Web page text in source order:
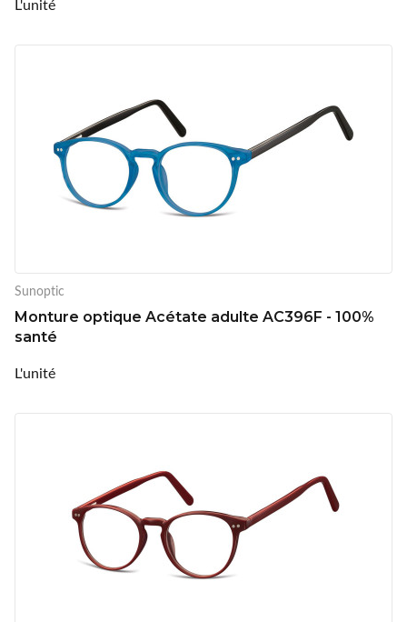
L'unité
Sunoptic
Monture optique Acétate adulte AC396F - 100%
santé
L'unité